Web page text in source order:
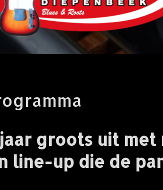
groots uit
line-up die de